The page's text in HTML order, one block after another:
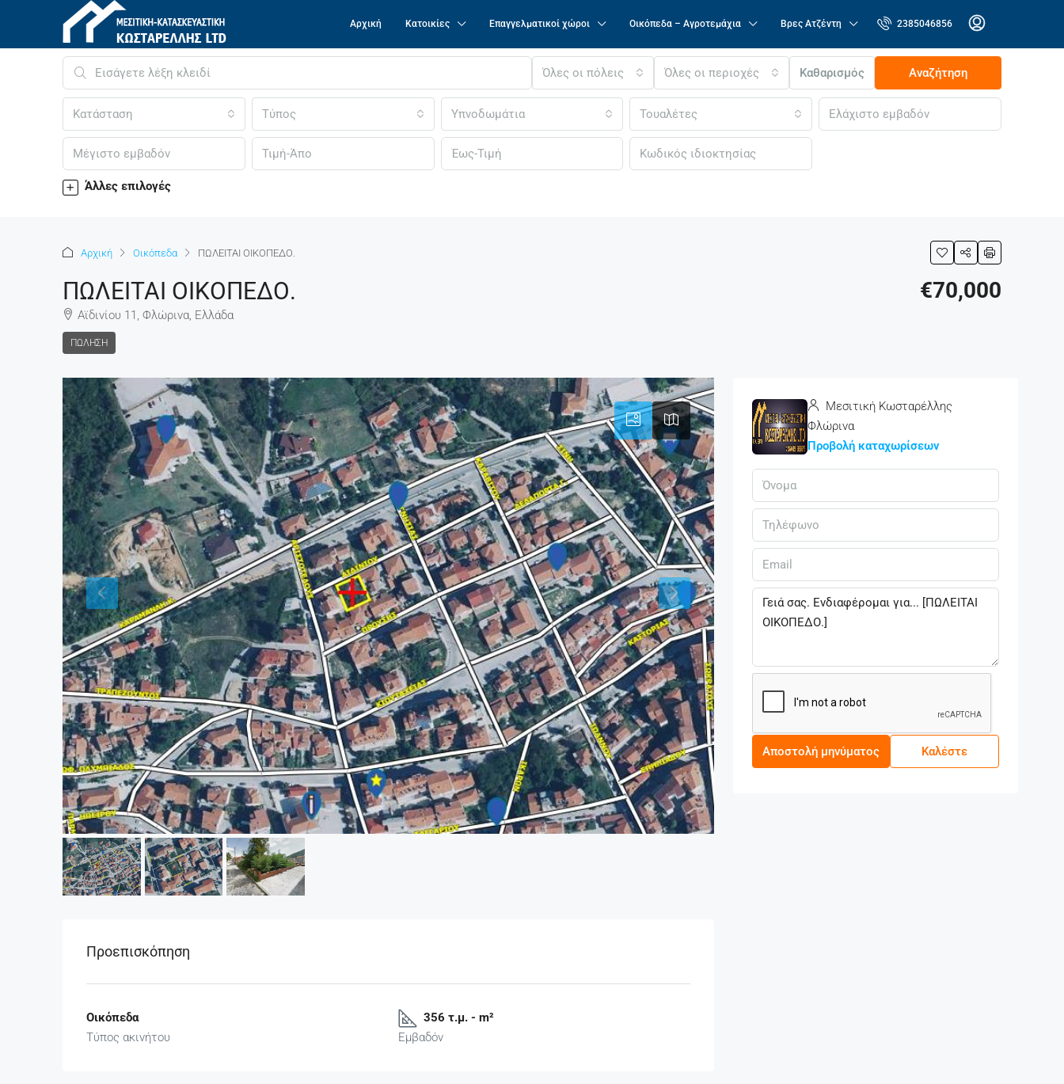
Αρχική Κατοικίες Επαγγελματικοί χώροι Οικόπεδα – Αγροτεμάχια Βρες Ατζέντη 2385046856
Όλες οι πόλεις Όλες οι περιοχές Καθαρισμός Αναζήτηση
Κατάσταση Τύπος Υπνοδωμάτια Τουαλέτες
Άλλες επιλογές
Αρχική Οικόπεδα ΠΩΛΕΙΤΑΙ ΟΙΚΟΠΕΔΟ.
ΠΩΛΕΙΤΑΙ ΟΙΚΟΠΕΔΟ.
Αϊδινίου 11, Φλώρινα, Ελλάδα
ΠΏΛΗΣΗ
€70,000
Προεπισκόπηση
Οικόπεδα
Τύπος ακινήτου
356 τ.μ. - m²
Εμβαδόν
Μεσιτική Κωσταρέλλης
Φλώρινα
Προβολή καταχωρίσεων
Αποστολή μηνύματος Καλέστε